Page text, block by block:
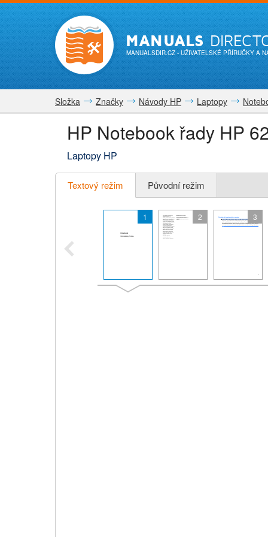
MANUALS
MANUALSDIR.CZ - UŽIVATELSKÉ PŘÍRUČKY A
Složka Značky Návody HP Laptopy
HP Notebook řady HP
Laptopy HP
Textový režim Původní režim
1 2 3